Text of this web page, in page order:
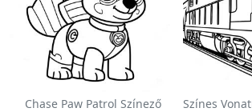
Chase Paw Patrol Színező